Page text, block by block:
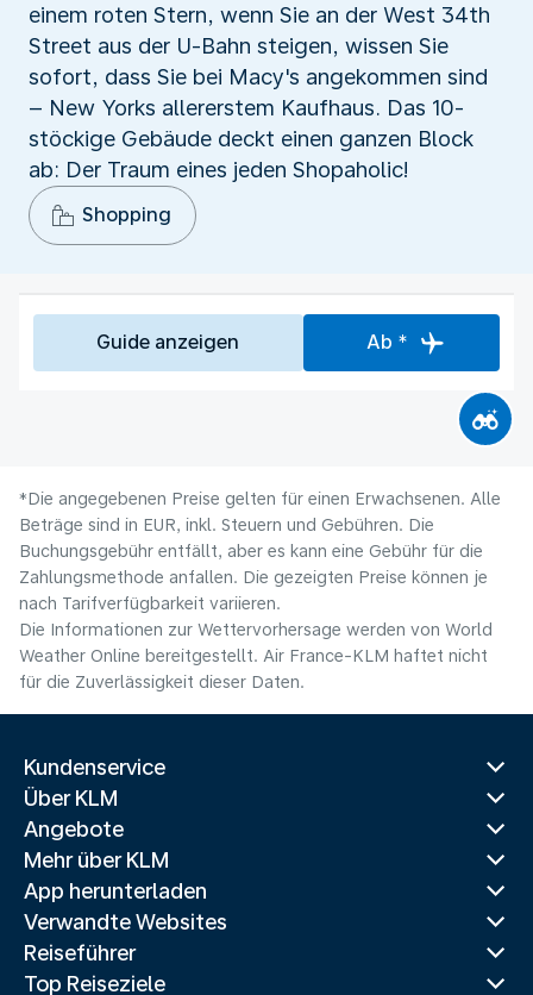
einem roten Stern, wenn Sie an der West 34th
Street aus der U-Bahn steigen, wissen Sie
sofort, dass Sie bei Macy's angekommen sind
– New Yorks allererstem Kaufhaus. Das 10-
stöckige Gebäude deckt einen ganzen Block
ab: Der Traum eines jeden Shopaholic!
Shopping
Guide anzeigen Ab *
*Die angegebenen Preise gelten für einen Erwachsenen. Alle
Beträge sind in EUR, inkl. Steuern und Gebühren. Die
Buchungsgebühr entfällt, aber es kann eine Gebühr für die
Zahlungsmethode anfallen. Die gezeigten Preise können je
nach Tarifverfügbarkeit variieren.
Die Informationen zur Wettervorhersage werden von World
Weather Online bereitgestellt. Air France-KLM haftet nicht
für die Zuverlässigkeit dieser Daten.
Kundenservice
Über KLM
Angebote
Mehr über KLM
App herunterladen
Verwandte Websites
Reiseführer
Top Reiseziele